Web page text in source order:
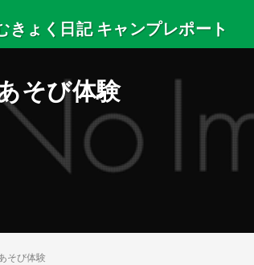
きょく日記 キャンプレポート
ャンプ・サマースクールの出来事などを紹介します。
そび体験
そび体験